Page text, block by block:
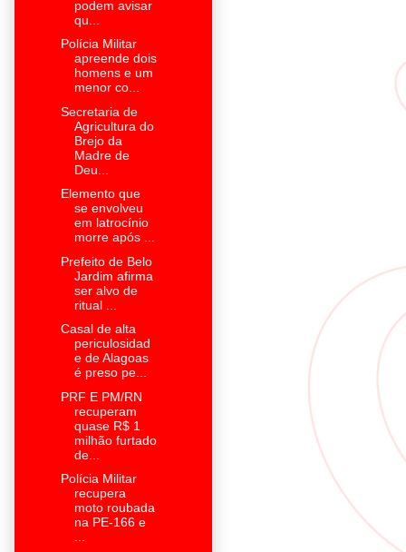
podem avisar
qu...
Polícia Militar
apreende dois
homens e um
menor co...
Secretaria de
Agricultura do
Brejo da
Madre de
Deu...
Elemento que
se envolveu
em latrocínio
morre após ...
Prefeito de Belo
Jardim afirma
ser alvo de
ritual ...
Casal de alta
periculosidad
e de Alagoas
é preso pe...
PRF E PM/RN
recuperam
quase R$ 1
milhão furtado
de...
Polícia Militar
recupera
moto roubada
na PE-166 e
...